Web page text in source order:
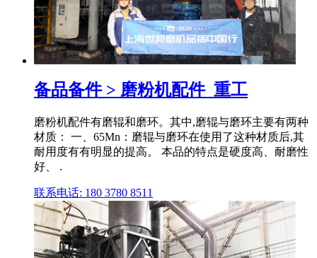
备品备件 > 磨粉机配件_重工
磨粉机配件有磨辊和磨环。其中,磨辊与磨环主要有两种
材质： 一、65Mn：磨辊与磨环在使用了这种材质后,其
耐用度有有明显的提高。 本品的特点是硬度高、耐磨性
好、 .
联系电话: 180 3780 8511